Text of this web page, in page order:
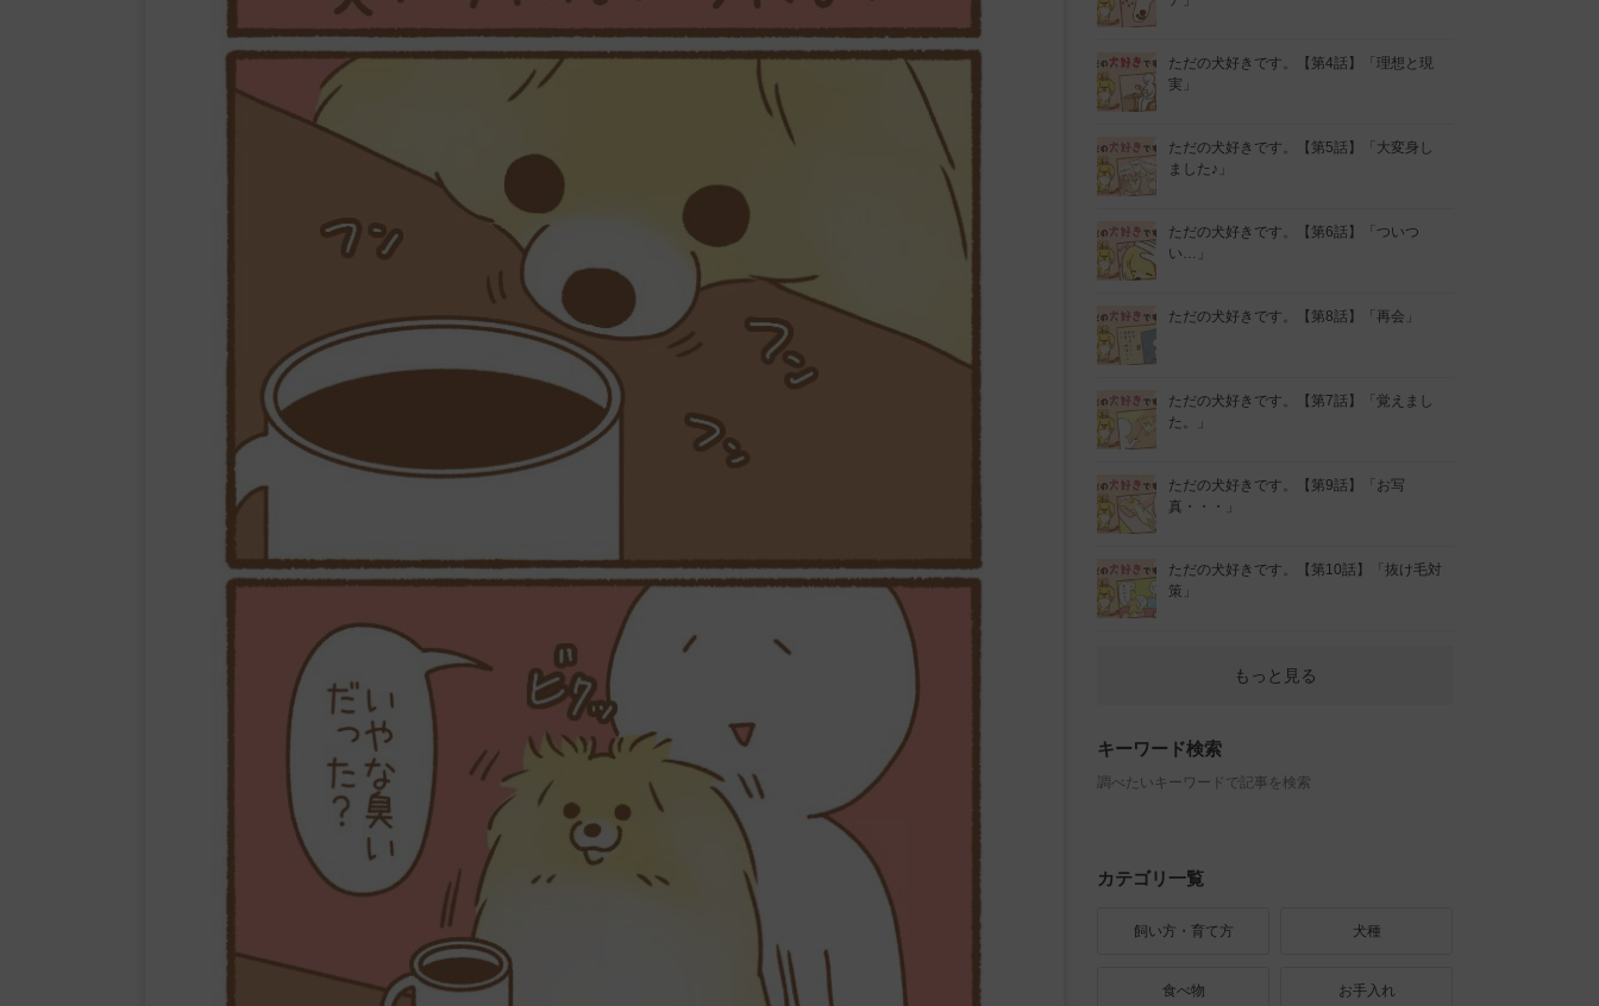
ただの犬好きです。【第4話】「理想と現
実」
ただの犬好きです。【第5話】「大変身し
ました♪」
ただの犬好きです。【第6話】「ついつ
い…」
ただの犬好きです。【第8話】「再会」
ただの犬好きです。【第7話】「覚えまし
た。」
ただの犬好きです。【第9話】「お写
真・・・」
ただの犬好きです。【第10話】「抜け毛対
策」
もっと見る
キーワード検索
調べたいキーワードで記事を検索
カテゴリ一覧
飼い方・育て方 犬種
食べ物 お手入れ